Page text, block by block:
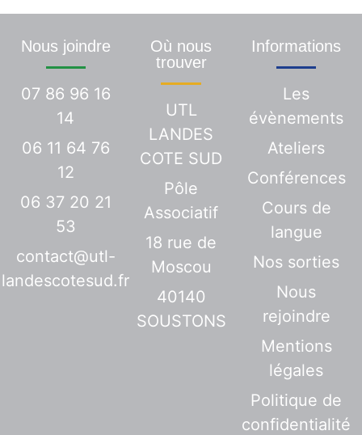
Nous joindre
07 86 96 16
14
06 11 64 76
12
06 37 20 21
53
contact@utl-
landescotesud.fr
Où nous
trouver
UTL
LANDES
COTE SUD
Pôle
Associatif
18 rue de
Moscou
40140
SOUSTONS
Informations
Les
évènements
Ateliers
Conférences
Cours de
langue
Nos sorties
Nous
rejoindre
Mentions
légales
Politique de
confidentialité